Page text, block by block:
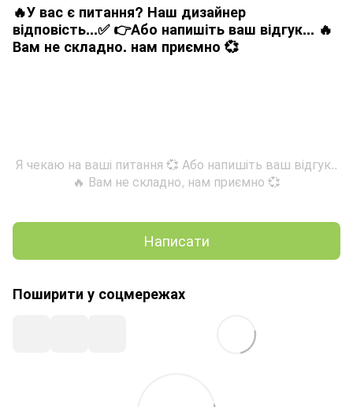
🔥У вас є питання? Наш дизайнер
відповість...✅ 👉Або напишіть ваш відгук... 🔥
Вам не складно. нам приємно 💞
Я чекаю на ваші питання 💞 Або напишіть ваш відгук..
🔥 Вам не складно, нам приємно 💞
Написати
Поширити у соцмережах